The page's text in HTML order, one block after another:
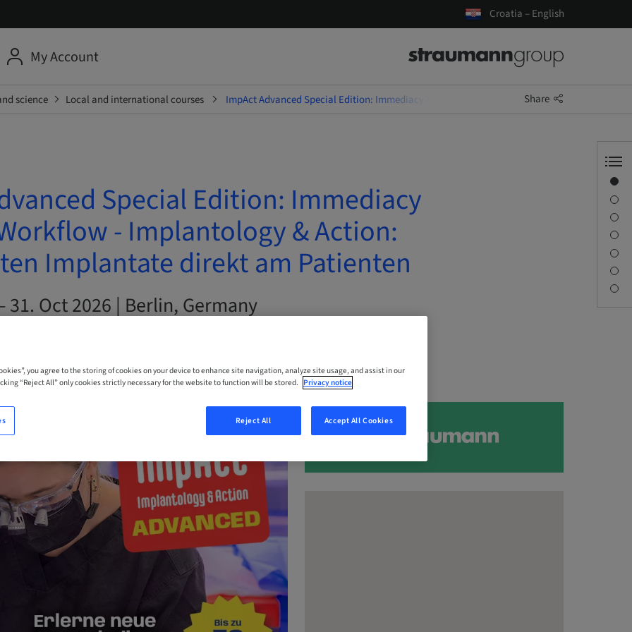
Croatia – English
My Account
science Local and international courses ImpAct Advanced Special Edition: Immediacy & Digital Workflow - Implantology & Action:
Share
Special Edition: Immediacy
- Implantology & Action:
Implantate direkt am Patienten
31. Oct 2026 | Berlin, Germany
you agree to the storing of cookies on your device to enhance site navigation, analyze site usage, and assist in our
“Reject All” only cookies strictly necessary for the website to function will be stored. Privacy notice
Reject All Accept All Cookies